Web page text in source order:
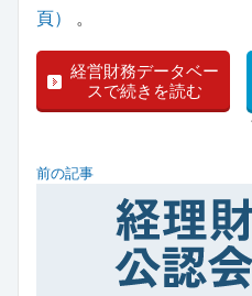
頁）
。
経営財務データベー
スで続きを読む
前の記事